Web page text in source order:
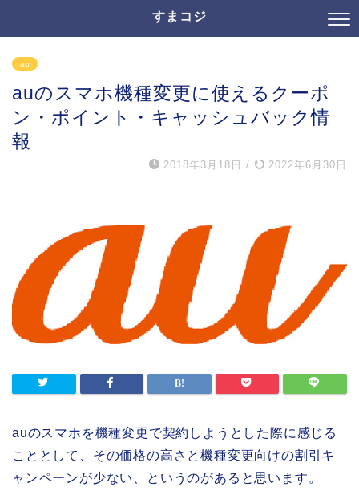
すまコジ
au
auのスマホ機種変更に使えるクーポ
ン・ポイント・キャッシュバック情
報
2018年3月18日 / 2022年6月30日
auのスマホを機種変更で契約しようとした際に感じる
こととして、その価格の高さと機種変更向けの割引キ
ャンペーンが少ない、というのがあると思います。